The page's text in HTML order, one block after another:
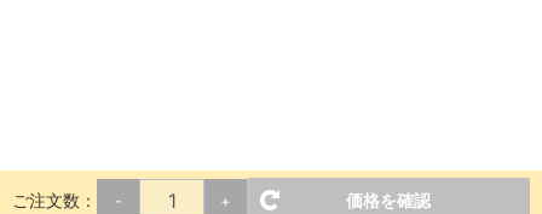
ご注文数： - +
価格を確認